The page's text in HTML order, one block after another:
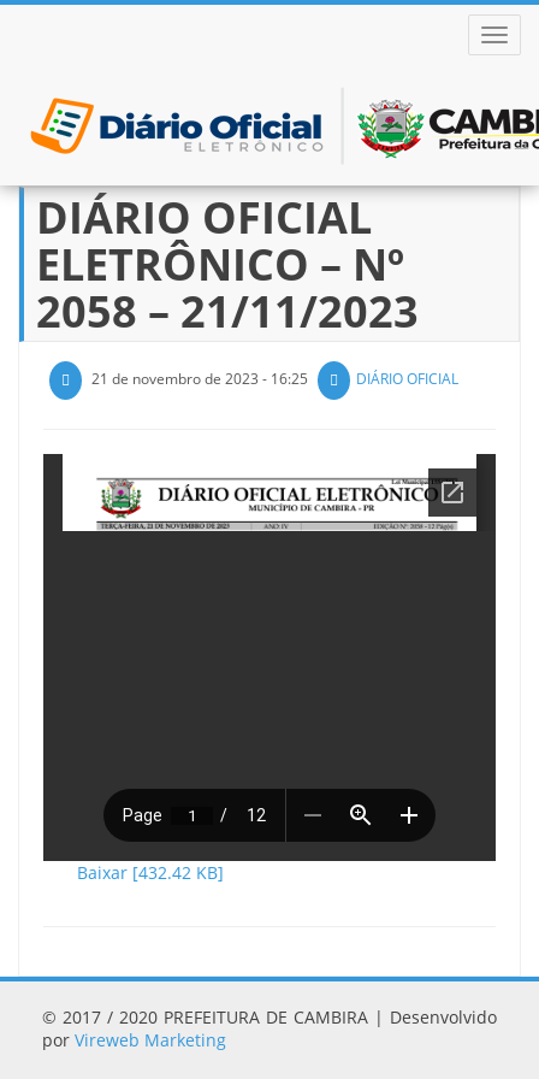
Pular
para
conteúdo
DIÁRIO OFICIAL
ELETRÔNICO – Nº
2058 – 21/11/2023
21 de novembro de 2023 - 16:25 DIÁRIO OFICIAL
Baixar [432.42 KB]
© 2017 / 2020 PREFEITURA DE CAMBIRA | Desenvolvido
por Vireweb Marketing